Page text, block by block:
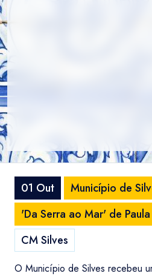
01 Out
Município de
'Da Serra ao Mar' de
CM Silves
O Município de Silves recebeu